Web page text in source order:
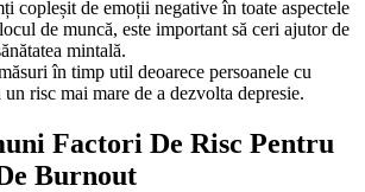
copleșit de emoții negative în toate aspectele
de muncă, este important să ceri ajutor de
mintală.
în timp util deoarece persoanele cu
risc mai mare de a dezvolta depresie.
Factori De Risc Pentru
Burnout